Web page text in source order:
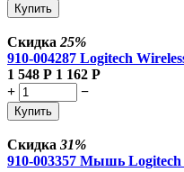
Купить
Скидка 25%
910-004287 Logitech
1 548 Р 1 162 Р
+
−
Купить
Скидка 31%
910-003357 Мышь Logitech